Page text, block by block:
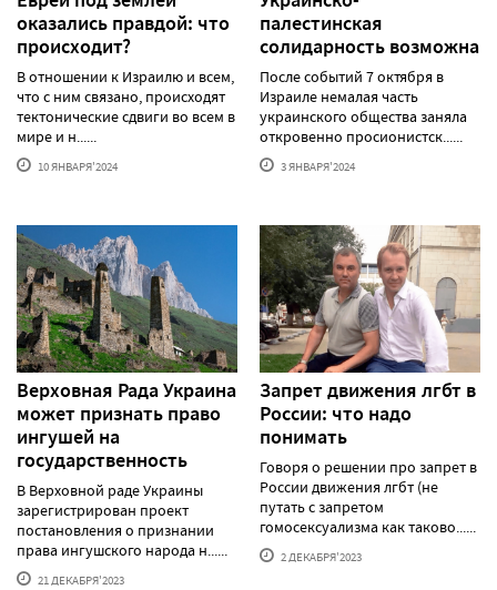
оказались правдой: что
происходит?
В отношении к Израилю и всем,
что с ним связано, происходят
тектонические сдвиги во всем в
мире и н......
10 ЯНВАРЯ'2024
палестинская
солидарность возможна
После событий 7 октября в
Израиле немалая часть
украинского общества заняла
откровенно просионистск......
3 ЯНВАРЯ'2024
Верховная Рада Украина
может признать право
ингушей на
государственность
В Верховной раде Украины
зарегистрирован проект
постановления о признании
права ингушского народа н......
21 ДЕКАБРЯ'2023
Запрет движения лгбт в
России: что надо
понимать
Говоря о решении про запрет в
России движения лгбт (не
путать с запретом
гомосексуализма как таково......
2 ДЕКАБРЯ'2023